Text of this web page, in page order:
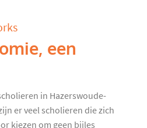
een
in Hazerswoude-
er veel scholieren die zich
kiezen om geen bijles